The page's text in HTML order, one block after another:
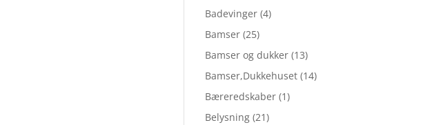
Badevinger (4)
Bamser (25)
Bamser og dukker (13)
Bamser,Dukkehuset (14)
Bæreredskaber (1)
Belysning (21)